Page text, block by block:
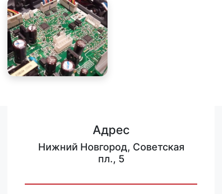
Адрес
Нижний Новгород, Советская
пл., 5